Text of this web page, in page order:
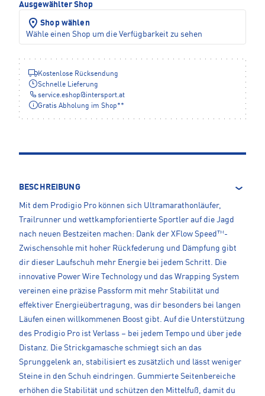
Ausgewählter Shop
Shop wählen
Wähle einen Shop um die Verfügbarkeit zu sehen
Kostenlose Rücksendung
Schnelle Lieferung
service.eshop@intersport.at
Gratis Abholung im Shop**
BESCHREIBUNG
Mit dem Prodigio Pro können sich Ultramarathonläufer,
Trailrunner und wettkampforientierte Sportler auf die Jagd
nach neuen Bestzeiten machen: Dank der XFlow Speed™-
Zwischensohle mit hoher Rückfederung und Dämpfung gibt
dir dieser Laufschuh mehr Energie bei jedem Schritt. Die
innovative Power Wire Technology und das Wrapping System
vereinen eine präzise Passform mit mehr Stabilität und
effektiver Energieübertragung, was dir besonders bei langen
Läufen einen willkommenen Boost gibt. Auf die Unterstützung
des Prodigio Pro ist Verlass – bei jedem Tempo und über jede
Distanz. Die Strickgamasche schmiegt sich an das
Sprunggelenk an, stabilisiert es zusätzlich und lässt weniger
Steine in den Schuh eindringen. Gummierte Seitenbereiche
erhöhen die Stabilität und schützen den Mittelfuß, damit du